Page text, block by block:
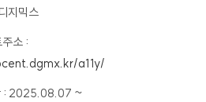
지믹스
소 :
a11y/
: 2025.08.07 ~